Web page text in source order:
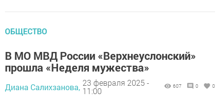
ОБЩЕСТВО
В МО МВД России «Верхнеуслонский»
прошла «Неделя мужества»
Диана Салихзанова, 23 февраля 2025 -
11:00
607 0 0